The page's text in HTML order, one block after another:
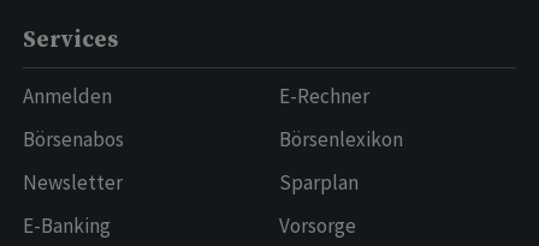
Services
Anmelden
Börsenabos
Newsletter
E-Banking
E-Rechner
Börsenlexikon
Sparplan
Vorsorge